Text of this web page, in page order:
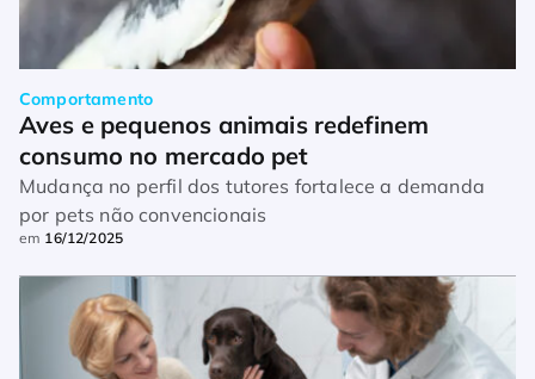
Comportamento
Aves e pequenos animais redefinem
consumo no mercado pet
Mudança no perfil dos tutores fortalece a demanda
por pets não convencionais
em 16/12/2025